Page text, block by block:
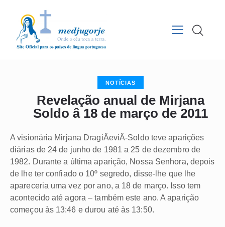
NOTÍCIAS
Revelação anual de Mirjana
Soldo â 18 de março de 2011
A visionária Mirjana DragiÄeviÄ-Soldo teve aparições
diárias de 24 de junho de 1981 a 25 de dezembro de
1982. Durante a última aparição, Nossa Senhora, depois
de lhe ter confiado o 10º segredo, disse-lhe que lhe
apareceria uma vez por ano, a 18 de março. Isso tem
acontecido até agora – também este ano. A aparição
começou às 13:46 e durou até às 13:50.